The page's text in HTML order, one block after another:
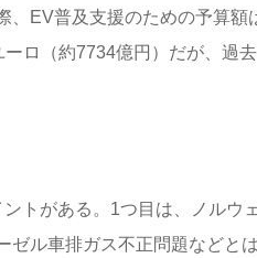
、EV普及支援のための予算額
ロ（約7734億円）だが、過
トがある。1つ目は、ノルウ
ゼル車排ガス不正問題などと